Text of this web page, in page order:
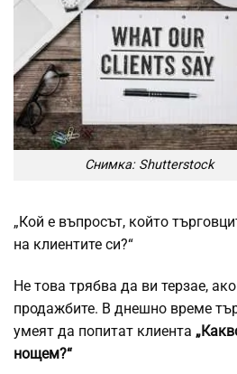
Снимка: Shutterstock
„Кой е въпросът, който
на клиентите си?“
Не това трябва да ви терзае,
продажбите. В днешно време
умеят да попитат клиента
нощем?“